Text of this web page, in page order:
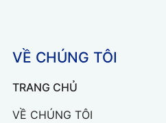
VỀ CHÚNG TÔI
TRANG CHỦ
VỀ CHÚNG TÔI